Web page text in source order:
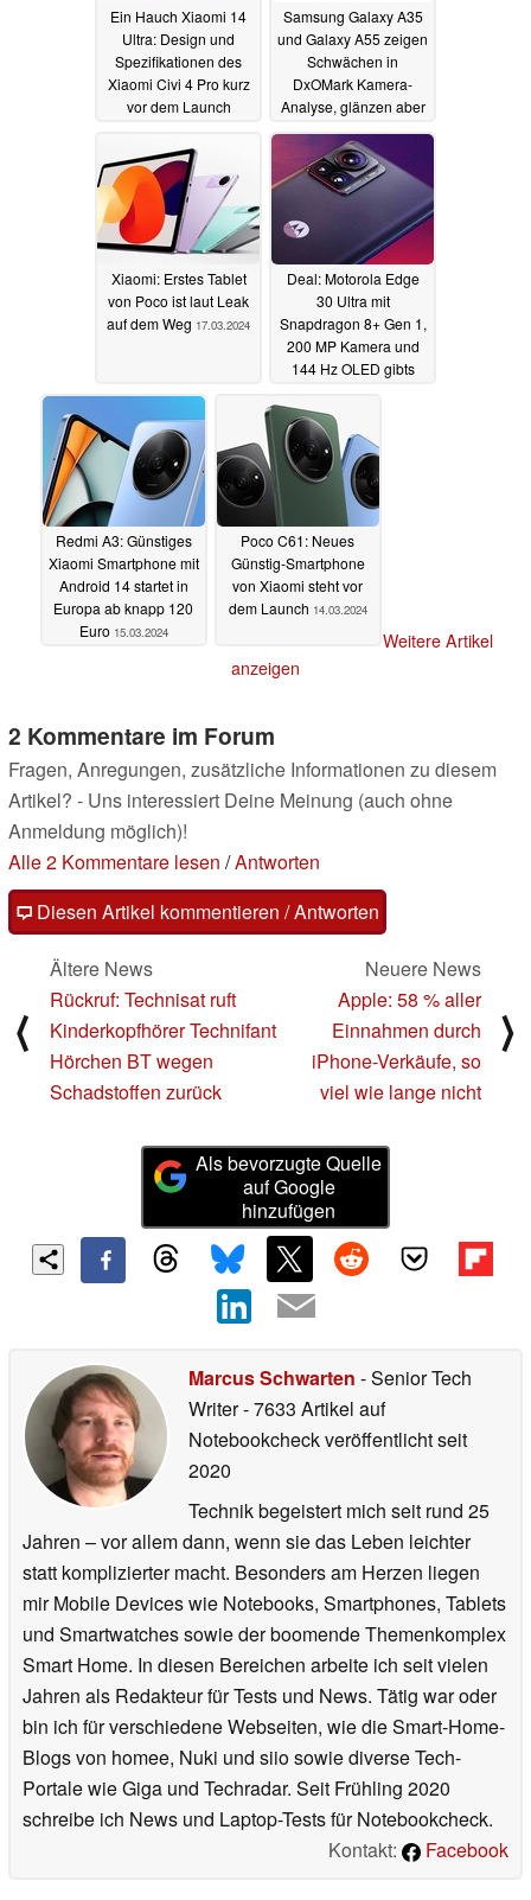
Ein Hauch Xiaomi 14
Ultra: Design und
Spezifikationen des
Xiaomi Civi 4 Pro kurz
vor dem Launch
Samsung Galaxy A35
und Galaxy A55 zeigen
Schwächen in
DxOMark Kamera-
Analyse, glänzen aber
18.03.2024
Xiaomi: Erstes Tablet
von Poco ist laut Leak
auf dem Weg 17.03.2024
Deal: Motorola Edge
30 Ultra mit
Snapdragon 8+ Gen 1,
200 MP Kamera und
144 Hz OLED gibts
15.03.2024
Redmi A3: Günstiges
Xiaomi Smartphone mit
Android 14 startet in
Europa ab knapp 120
Euro 15.03.2024
Poco C61: Neues
Günstig-Smartphone
von Xiaomi steht vor
dem Launch 14.03.2024
Weitere Artikel
anzeigen
2 Kommentare im Forum
Fragen, Anregungen, zusätzliche Informationen zu diesem
Artikel? - Uns interessiert Deine Meinung (auch ohne
Anmeldung möglich)!
Alle 2 Kommentare lesen /Antworten
Diesen Artikel kommentieren / Antworten
⟨
Ältere News
Rückruf: Technisat ruft
Kinderkopfhörer Technifant
Hörchen BT wegen
Schadstoffen zurück
Neuere News
Apple: 58 % aller
Einnahmen durch
iPhone-Verkäufe, so
viel wie lange nicht
⟩
Als bevorzugte Quelle
auf Google
hinzufügen
Marcus Schwarten - Senior Tech
Writer- 7633 Artikel auf
Notebookcheck veröffentlichtseit
2020
Technik begeistert mich seit rund 25
Jahren – vor allem dann, wenn sie das Leben leichter
statt komplizierter macht. Besonders am Herzen liegen
mir Mobile Devices wie Notebooks, Smartphones, Tablets
und Smartwatches sowie der boomende Themenkomplex
Smart Home. In diesen Bereichen arbeite ich seit vielen
Jahren als Redakteur für Tests und News. Tätig war oder
bin ich für verschiedene Webseiten, wie die Smart-Home-
Blogs von homee, Nuki und siio sowie diverse Tech-
Portale wie Giga und Techradar. Seit Frühling 2020
schreibe ich News und Laptop-Tests für Notebookcheck.
Kontakt:
Facebook